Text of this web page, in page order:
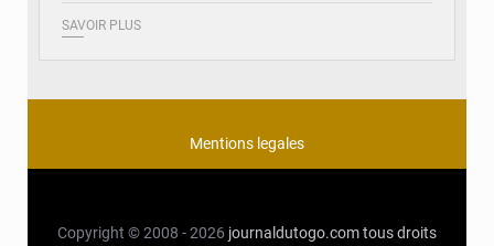
SAVOIR PLUS
Mentions legales
Copyright © 2008 - 2026 journaldutogo.comtous droits